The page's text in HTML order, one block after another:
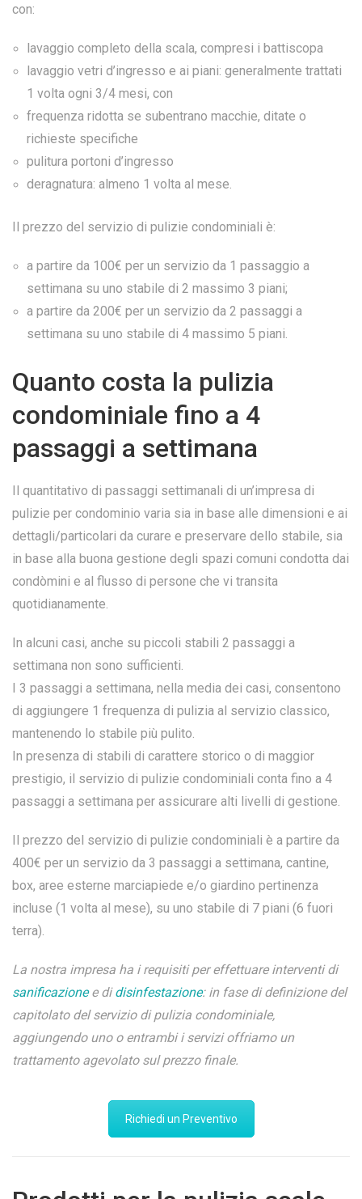
con:
lavaggio completo della scala, compresi i battiscopa
lavaggio vetri d’ingresso e ai piani: generalmente trattati
1 volta ogni 3/4 mesi, con
frequenza ridotta se subentrano macchie, ditate o
richieste specifiche
pulitura portoni d’ingresso
deragnatura: almeno 1 volta al mese.
Il prezzo del servizio di pulizie condominiali è:
a partire da 100€ per un servizio da 1 passaggio a
settimana su uno stabile di 2 massimo 3 piani;
a partire da 200€ per un servizio da 2 passaggi a
settimana su uno stabile di 4 massimo 5 piani.
Quanto costa la pulizia
condominiale fino a 4
passaggi a settimana
Il quantitativo di passaggi settimanali di un’impresa di
pulizie per condominio varia sia in base alle dimensioni e ai
dettagli/particolari da curare e preservare dello stabile, sia
in base alla buona gestione degli spazi comuni condotta dai
condòmini e al flusso di persone che vi transita
quotidianamente.
In alcuni casi, anche su piccoli stabili 2 passaggi a
settimana non sono sufficienti.
I 3 passaggi a settimana, nella media dei casi, consentono
di aggiungere 1 frequenza di pulizia al servizio classico,
mantenendo lo stabile più pulito.
In presenza di stabili di carattere storico o di maggior
prestigio, il servizio di pulizie condominiali conta fino a 4
passaggi a settimana per assicurare alti livelli di gestione.
Il prezzo del servizio di pulizie condominiali è a partire da
400€ per un servizio da 3 passaggi a settimana, cantine,
box, aree esterne marciapiede e/o giardino pertinenza
incluse (1 volta al mese), su uno stabile di 7 piani (6 fuori
terra).
La nostra impresa ha i requisiti per effettuare interventi di
sanificazionee didisinfestazione: in fase di definizione del
capitolato del servizio di pulizia condominiale,
aggiungendo uno o entrambi i servizi offriamo un
trattamento agevolato sul prezzo finale.
Richiedi un Preventivo